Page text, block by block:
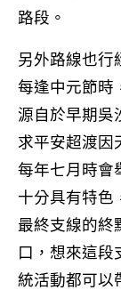
路段。
另外路線也行
每逢中元節時
源自於早期吳
求平安超渡因
每年七月時會
十分具有特色
最終支線的終
口，想來這段
統活動都可以